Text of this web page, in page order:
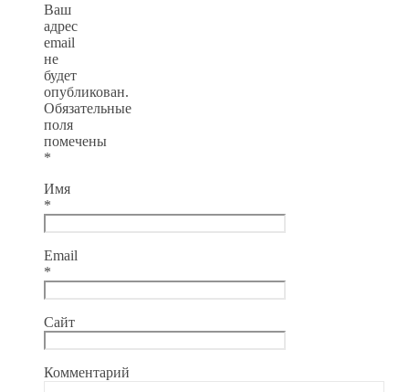
Ваш
адрес
email
не
будет
опубликован.
Обязательные
поля
помечены
*
Имя
*
Email
*
Сайт
Комментарий